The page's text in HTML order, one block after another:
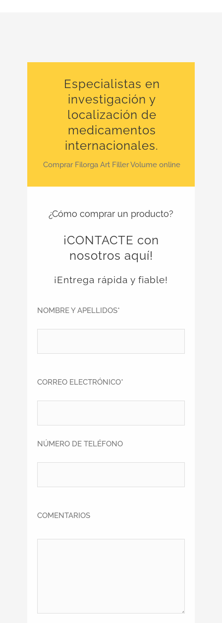
Especialistas en
investigación y
localización de
medicamentos
internacionales.
Comprar Filorga Art Filler Volume online
¿Cómo comprar un producto?
¡CONTACTE con
nosotros aquí!
¡Entrega rápida y fiable!
NOMBRE Y APELLIDOS*
CORREO ELECTRÓNICO*
NÚMERO DE TELÉFONO
COMENTARIOS